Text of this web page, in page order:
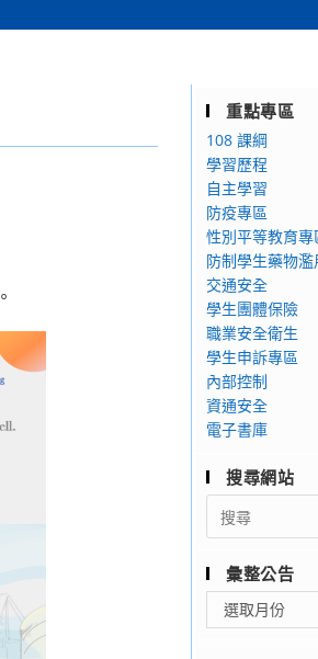
重點專區
108 課綱
學習歷程
自主學習
防疫專區
性別平等教育專
防制學生藥物濫
交通安全
學生團體保險
職業安全衛生
學生申訴專區
內部控制
資通安全
電子書庫
搜尋網站
Search
for:
彙整公告
整
選取月份